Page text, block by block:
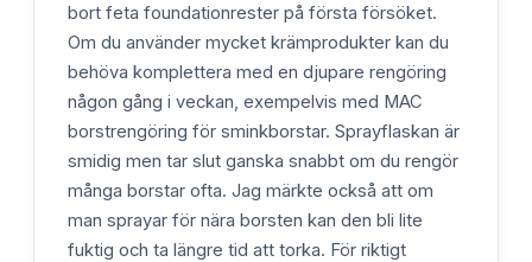
bort feta foundationrester på första försöket.
Om du använder mycket krämprodukter kan du
behöva komplettera med en djupare rengöring
någon gång i veckan, exempelvis med MAC
borstrengöring för sminkborstar. Sprayflaskan är
smidig men tar slut ganska snabbt om du rengör
många borstar ofta. Jag märkte också att om
man sprayar för nära borsten kan den bli lite
fuktig och ta längre tid att torka. För riktigt